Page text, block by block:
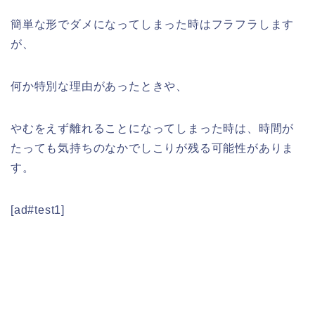
簡単な形でダメになってしまった時はフラフラします
が、
何か特別な理由があったときや、
やむをえず離れることになってしまった時は、時間が
たっても気持ちのなかでしこりが残る可能性がありま
す。
[ad#test1]